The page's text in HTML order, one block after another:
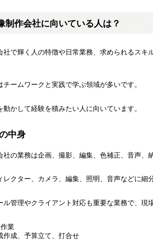
制作会社に向いている人は？
社で輝く人の特徴や日常業務、求められるスキ
チームワークと実践で学ぶ領域が多いです。
動かして経験を積みたい人に向いています。
中身
社の業務は企画、撮影、編集、色補正、音声、
レクター、カメラ、編集、照明、音声などに細
ル管理やクライアント対応も重要な業務で、現
業
作成、予算立て、打合せ